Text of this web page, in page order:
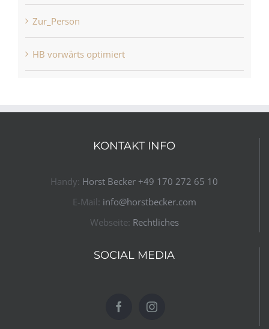
Zur_Person
HB vorwärts optimiert
KONTAKT INFO
Handy: Horst Becker ​+49 170 272 65 10​
E-Mail: info@horstbecker.com
Webseite: Rechtliches
SOCIAL MEDIA